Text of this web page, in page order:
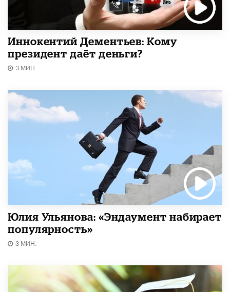
Иннокентий Дементьев: Кому
президент даёт деньги?
3 МИН.
Юлия Ульянова: «Эндаумент набирает
популярность»
3 МИН.